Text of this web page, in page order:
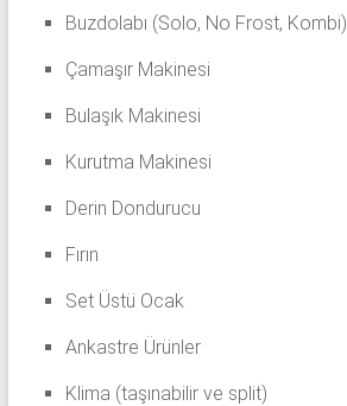
Buzdolabı (Solo, No Frost, Kombi)
Çamaşır Makinesi
Bulaşık Makinesi
Kurutma Makinesi
Derin Dondurucu
Fırın
Set Üstü Ocak
Ankastre Ürünler
Klima (taşınabilir ve split)